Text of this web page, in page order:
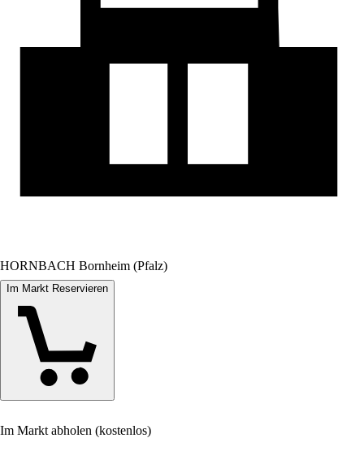
HORNBACH Bornheim (Pfalz)
Im Markt Reservieren
Im Markt abholen (kostenlos)